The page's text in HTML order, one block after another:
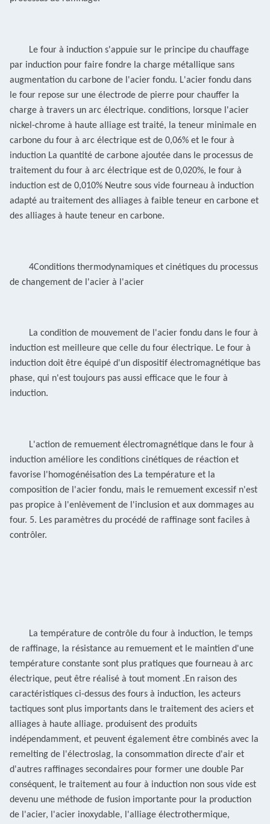
Le four à induction s'appuie sur le principe du chauffage
par induction pour faire fondre la charge métallique sans
augmentation du carbone de l'acier fondu. L'acier fondu dans
le four repose sur une électrode de pierre pour chauffer la
charge à travers un arc électrique. conditions, lorsque l'acier
nickel-chrome à haute alliage est traité, la teneur minimale en
carbone du four à arc électrique est de 0,06% et le four à
induction La quantité de carbone ajoutée dans le processus de
traitement du four à arc électrique est de 0,020%, le four à
induction est de 0,010% Neutre sous vide fourneau à induction
adapté au traitement des alliages à faible teneur en carbone et
des alliages à haute teneur en carbone.
4Conditions thermodynamiques et cinétiques du processus
de changement de l'acier à l'acier
La condition de mouvement de l'acier fondu dans le four à
induction est meilleure que celle du four électrique. Le four à
induction doit être équipé d'un dispositif électromagnétique bas
phase, qui n'est toujours pas aussi efficace que le four à
induction.
L'action de remuement électromagnétique dans le four à
induction améliore les conditions cinétiques de réaction et
favorise l'homogénéisation des La température et la
composition de l'acier fondu, mais le remuement excessif n'est
pas propice à l'enlèvement de l'inclusion et aux dommages au
four. 5. Les paramètres du procédé de raffinage sont faciles à
contrôler.
La température de contrôle du four à induction, le temps
de raffinage, la résistance au remuement et le maintien d'une
température constante sont plus pratiques que fourneau à arc
électrique, peut être réalisé à tout moment .En raison des
caractéristiques ci-dessus des fours à induction, les acteurs
tactiques sont plus importants dans le traitement des aciers et
alliages à haute alliage. produisent des produits
indépendamment, et peuvent également être combinés avec la
remelting de l'électroslag, la consommation directe d'air et
d'autres raffinages secondaires pour former une double Par
conséquent, le traitement au four à induction non sous vide est
devenu une méthode de fusion importante pour la production
de l'acier, l'acier inoxydable, l'alliage électrothermique,